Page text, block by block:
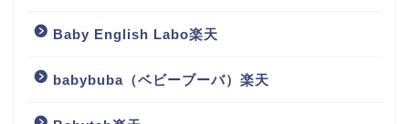
Baby English Labo楽天
babybuba（ベビーブーバ）楽天